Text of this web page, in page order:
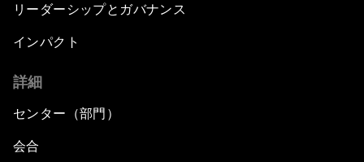
リーダーシップとガバナンス
インパクト
詳細
センター（部門）
会合